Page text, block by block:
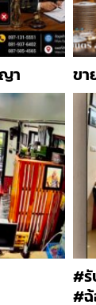
า ขา
#
#ฉ้